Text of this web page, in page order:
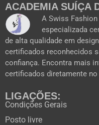
o
o
k
b
e
g
r
a
m
t
t
e
r
ACADEMIA SUÍÇA
A Swiss
especializada
de alta qualidade em
certificados reconhecidos
confiança. Encontra mais
certificados diretamente
LIGAÇÕES:
Condições Gerais
Posto livre